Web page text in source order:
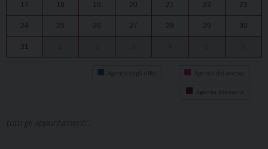
17 18 19 20 21 22 23
24 25 26 27 28 29 30
31
Agenda degli uffici Agenda del vescovo
Agenda diocesana
tutti gli appuntamenti...